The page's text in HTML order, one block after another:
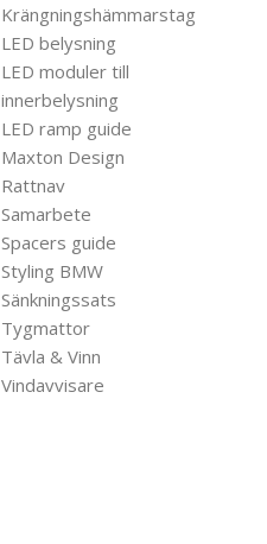
Krängningshämmarstag
LED belysning
LED moduler till
innerbelysning
LED ramp guide
Maxton Design
Rattnav
Samarbete
Spacers guide
Styling BMW
Sänkningssats
Tygmattor
Tävla & Vinn
Vindavvisare